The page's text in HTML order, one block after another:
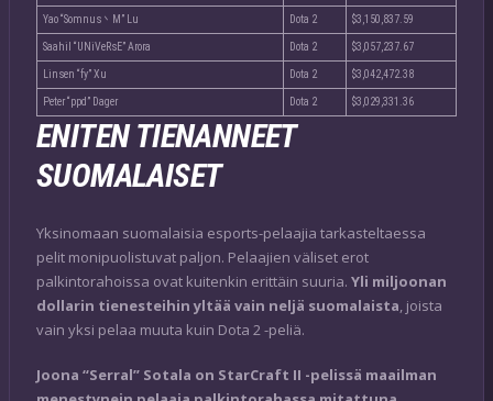
Yao “Somnus丶M” Lu Dota 2 $3,150,837.59
Saahil “UNiVeRsE” Arora Dota 2 $3,057,237.67
Linsen “fy” Xu Dota 2 $3,042,472.38
Peter “ppd” Dager Dota 2 $3,029,331.36
ENITEN TIENANNEET
SUOMALAISET
Yksinomaan suomalaisia esports-pelaajia tarkasteltaessa
pelit monipuolistuvat paljon. Pelaajien väliset erot
palkintorahoissa ovat kuitenkin erittäin suuria. Yli miljoonan
dollarin tienesteihin yltää vain neljä suomalaista, joista
vain yksi pelaa muuta kuin Dota 2 -peliä.
Joona “Serral” Sotala on StarCraft II -pelissä maailman